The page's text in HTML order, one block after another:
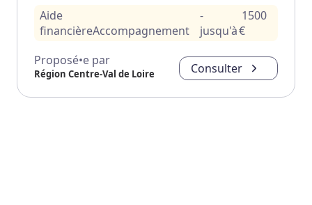
Aide
financièreAccompagnement
-
jusqu'à
1500
€
Proposé•e par
Région Centre-Val de Loire Consulter